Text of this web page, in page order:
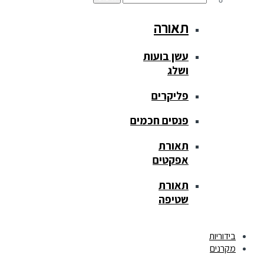
תאורה
עשן בועות
ושלג
פליקרים
פנסים חכמים
תאורת
אפקטים
תאורת
שטיפה
בידוריות
מקרנים